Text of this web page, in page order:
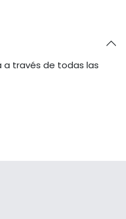
a través de todas las